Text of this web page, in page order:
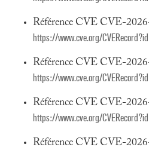
Référence CVE CVE-
https://www.cve.org/
Référence CVE CVE-
https://www.cve.org/
Référence CVE CVE-
https://www.cve.org/
Référence CVE CVE-